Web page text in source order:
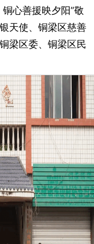
心善援映夕阳”敬
天使、铜梁区慈善
梁区委、铜梁区民